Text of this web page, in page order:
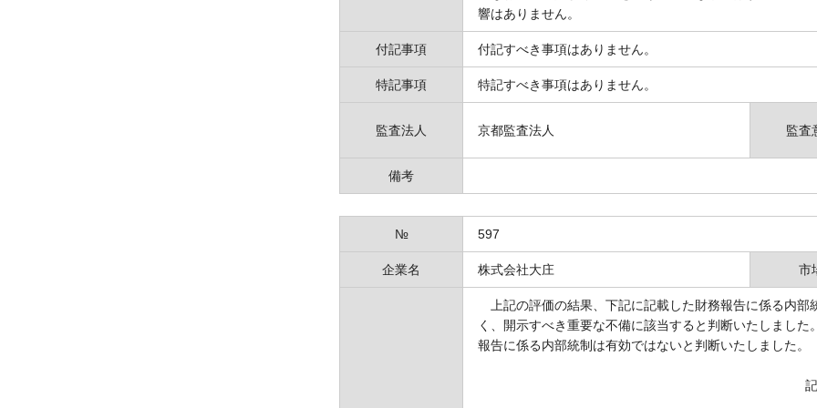
響はありません。
付記事項 付記すべき事項はありません。
特記事項 特記すべき事項はありません。
監査法人 京都監査法人 監査
備考
№ 597
企業名 株式会社大庄 市
上記の評価の結果、下記に記載した財務報告に係る内部
く、開示すべき重要な不備に該当すると判断いたしまし
報告に係る内部統制は有効ではないと判断いたしました。
記